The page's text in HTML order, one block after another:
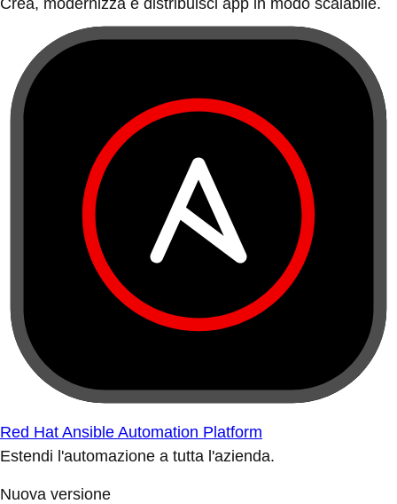
Crea, modernizza e distribuisci app in modo scalabile.
Red Hat Ansible Automation Platform
Estendi l'automazione a tutta l'azienda.
Nuova versione